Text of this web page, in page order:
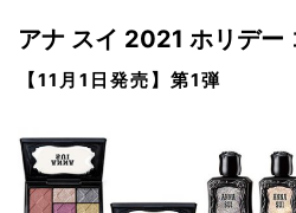
アナ スイ 2021 ホリデー
【11月1日発売】第1弾